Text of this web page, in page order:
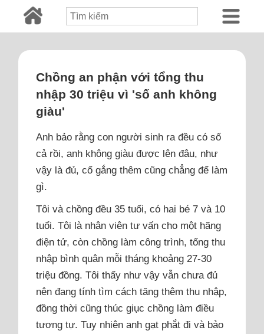
Chồng an phận với tổng thu
nhập 30 triệu vì 'số anh không
giàu'
Anh bảo rằng con người sinh ra đều có số
cả rồi, anh không giàu được lên đâu, như
vậy là đủ, cố gắng thêm cũng chẳng để làm
gì.
Tôi và chồng đều 35 tuổi, có hai bé 7 và 10
tuổi. Tôi là nhân viên tư vấn cho một hãng
điện tử, còn chồng làm công trình, tổng thu
nhập bình quân mỗi tháng khoảng 27-30
triệu đồng. Tôi thấy như vậy vẫn chưa đủ
nên đang tính tìm cách tăng thêm thu nhập,
đồng thời cũng thúc giục chồng làm điều
tương tự. Tuy nhiên anh gạt phắt đi và bảo